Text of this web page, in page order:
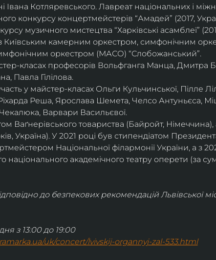
Івана Котляревського. Лавреат національних і
конкурсу концертмейстерів “Амадей” (2017,
музичного мистецтва “Харківські асамблеї”
Київським камерним оркестром, симфонічним
оркестром (МАСО) “Слобожанський”.
класах професорів Вольфганга Манца, Дмитра
Павла Гілілова.
у майстер-класах Ольги Кульчинської, Пілле
Реша, Ярослава Шемета, Челсо Антуньєса,
Варвари Васильєвої.
Ваґнерівського товариства (Байройт,
Україна). У 2021 році був стипендіатом
Національної філармонії України, а з
національного академічного театру оперети (за
до безпекових рекомендацій Львівської
з 13:00 до 19:00
uk/concert/lvivskij-organnyj-zal-533.html